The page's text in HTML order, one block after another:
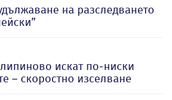
на разследването
искат по-ниски
– скоростно изселване